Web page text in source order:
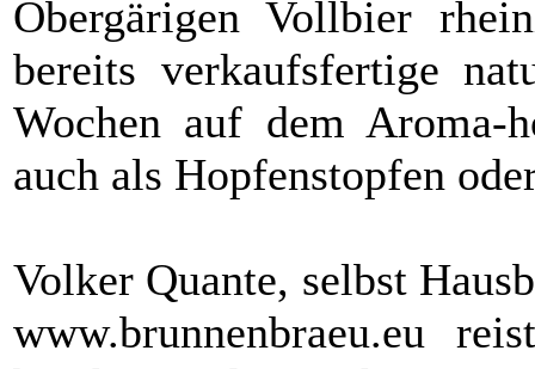
Obergärigen Vollbier
bereits verkaufsfertige
Wochen auf dem Aroma-
auch als Hopfenstopfen
Volker Quante, selbst
www.brunnenbraeu.eu